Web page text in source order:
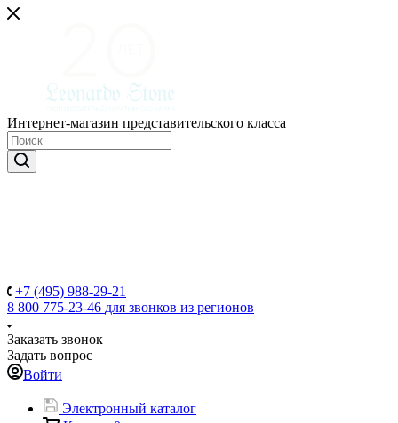
Интернет-магазин представительского класса
+7 (495) 988-29-21
8 800 775-23-46 для звонков из регионов
Заказать звонок
Задать вопрос
Войти
Электронный каталог